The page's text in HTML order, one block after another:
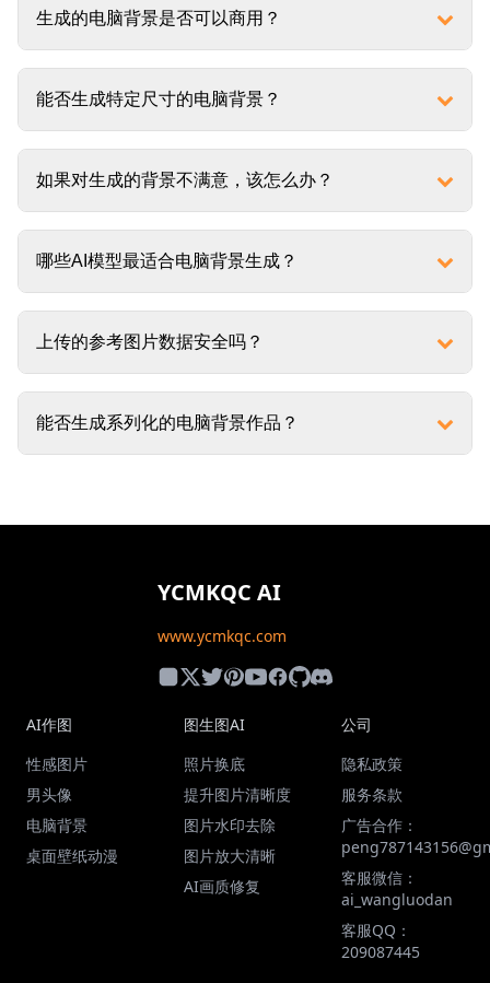
生成的电脑背景是否可以商用？
能否生成特定尺寸的电脑背景？
如果对生成的背景不满意，该怎么办？
哪些AI模型最适合电脑背景生成？
上传的参考图片数据安全吗？
能否生成系列化的电脑背景作品？
YCMKQC AI
www.ycmkqc.com
AI作图
性感图片
男头像
电脑背景
桌面壁纸动漫
图生图AI
照片换底
提升图片清晰度
图片水印去除
图片放大清晰
AI画质修复
公司
隐私政策
服务条款
广告合作：
客服微信：
ai_wangluodan
客服QQ：
209087445